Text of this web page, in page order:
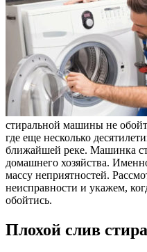
стиральной машины не
где еще несколько
ближайшей реке. Машинка
домашнего хозяйства.
массу неприятностей.
неисправности и укажем,
обойтись.
Плохой слив